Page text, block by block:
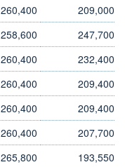
260,400
209,000
258,600
247,700
260,400
232,400
260,400
209,400
260,400
209,400
260,400
207,700
265,800
193,550